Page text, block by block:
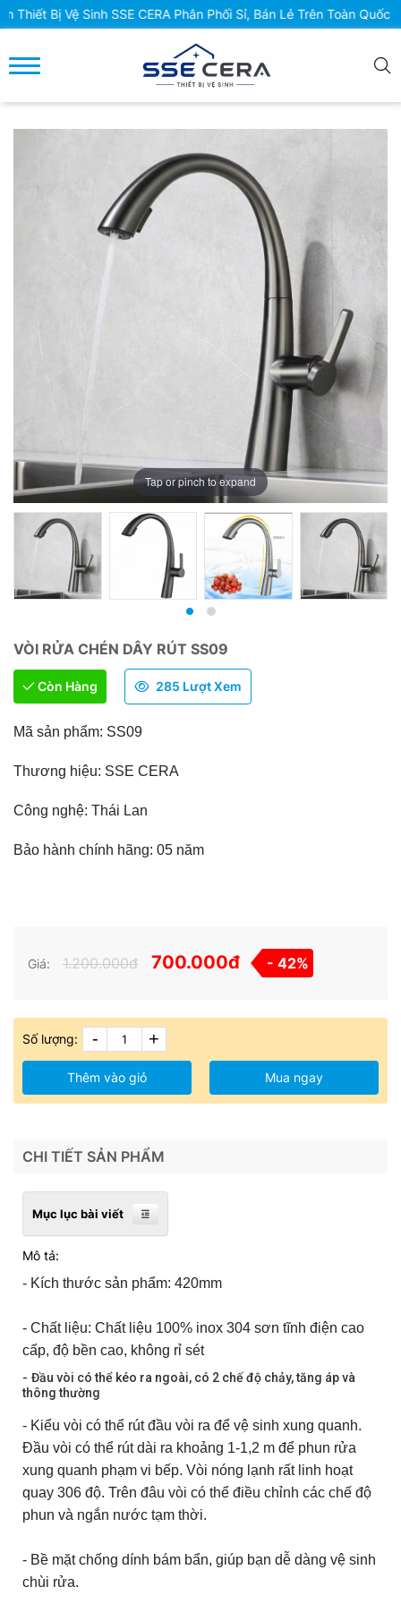
Bị Vệ Sinh SSE CERA Phân Phối Sỉ, Bán Lẻ Trên Toàn Quốc
Tap or pinch to expand
VÒI RỬA CHÉN DÂY RÚT SS09
Còn Hàng 285 Lượt Xem
Mã sản phẩm: SS09
Thương hiệu: SSE CERA
Công nghệ: Thái Lan
Bảo hành chính hãng: 05 năm
Giá: 1.200.000đ 700.000đ - 42%
Số lượng: - +
Thêm vào giỏ Mua ngay
CHI TIẾT SẢN PHẨM
Mục lục bài viết
Mô tả:
- Kích thước sản phẩm: 420mm
- Chất liệu: Chất liệu 100% inox 304 sơn tĩnh điện cao
cấp, độ bền cao, không rỉ sét
- Đầu vòi có thể kéo ra ngoài, có 2 chế độ chảy, tăng áp và
thông thường
- Kiểu vòi có thể rút đầu vòi ra để vệ sinh xung quanh.
Đầu vòi có thể rút dài ra khoảng 1-1,2 m để phun rửa
xung quanh phạm vi bếp. Vòi nóng lạnh rất linh hoạt
quay 306 độ. Trên đâu vòi có thể điều chỉnh các chế độ
phun và ngắn nước tạm thời.
- Bề mặt chống dính bám bẩn, giúp bạn dễ dàng vệ sinh
chùi rửa.